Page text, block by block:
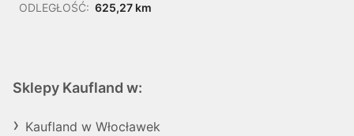
ODLEGŁOŚĆ: 625,27 km
Sklepy Kaufland w:
Kaufland w Włocławek